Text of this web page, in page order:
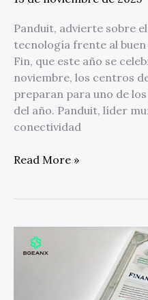
Panduit, advierte sobre
tecnología frente al buen
Fin, que este año se
noviembre, los centros
preparan para uno de
del año. Panduit, líder
conectividad
Read More »
BGEANX
obtuvo